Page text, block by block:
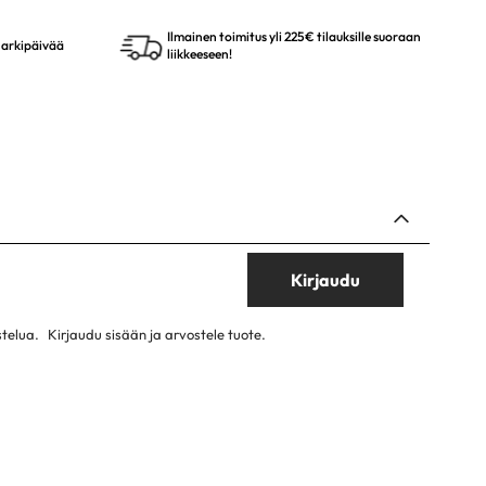
arkipäivää
Ilmainen toimitus yli 225€ tilauksille suoraan
liikkeeseen!
Kirjaudu
Kirjaudu sisään ja arvostele tuote.